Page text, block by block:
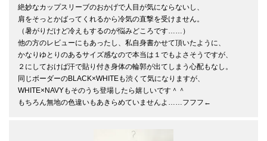
絶妙なカップスリーブのおかげで人目が気にならないし、
肩をそっとかばってくれるから冷気の直撃を受けません。
（暑がりだけど冷えもするのが悩みどころです……）
他の方のレビューにもあったし、私自身書かせて頂いたように、
かなりゆとりのあるサイズ感なので本当は１でもよさそうですが、
２にしておけば汗で貼り付き身体の輪郭が出てしまう心配もなし。
同じボーダーのBLACK×WHITEも渋くて気になりますが、
WHITE×NAVYもそのうち登場したら嬉しいです＾＾
もちろん無地の色違いもあきらめていませんよ……フフフ←